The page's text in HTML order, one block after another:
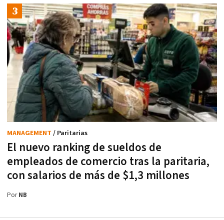
El nuevo ranking de sueldos de
empleados de comercio tras la paritaria,
con salarios de más de $1,3 millones
MANAGEMENT / Paritarias
PorNB